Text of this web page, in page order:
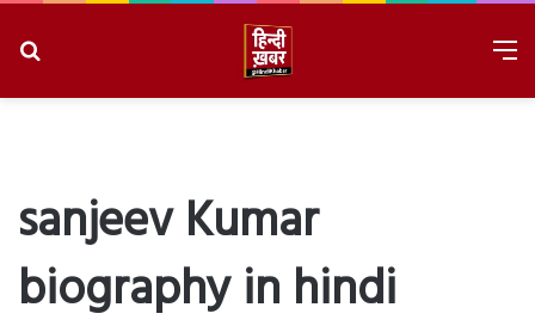
sanjeev Kumar
biography in hindi